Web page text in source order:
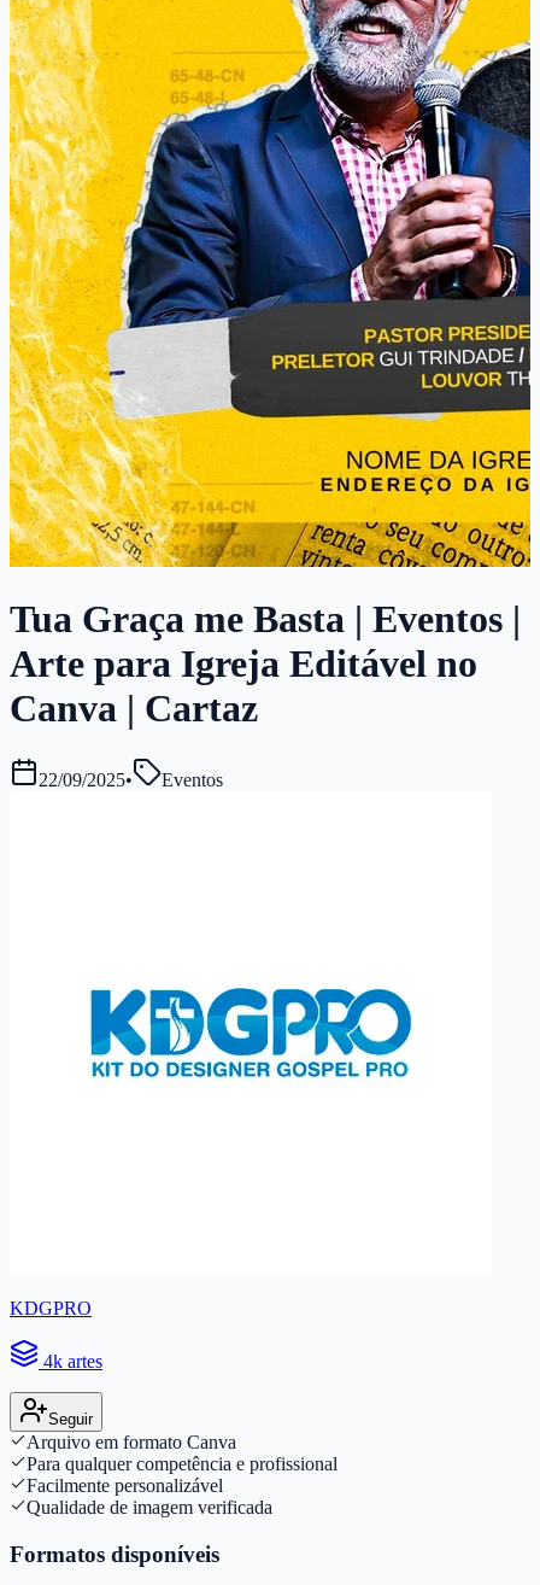
Tua Graça me Basta | Eventos |
Arte para Igreja Editável no
Canva | Cartaz
22/09/2025• Eventos
KDGPRO
4k artes
Seguir
Arquivo em formato Canva
Para qualquer competência e profissional
Facilmente personalizável
Qualidade de imagem verificada
Formatos disponíveis